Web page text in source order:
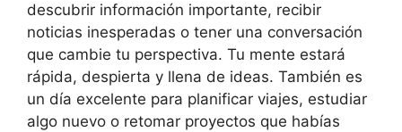
descubrir información importante, recibir
noticias inesperadas o tener una conversación
que cambie tu perspectiva. Tu mente estará
rápida, despierta y llena de ideas. También es
un día excelente para planificar viajes, estudiar
algo nuevo o retomar proyectos que habías